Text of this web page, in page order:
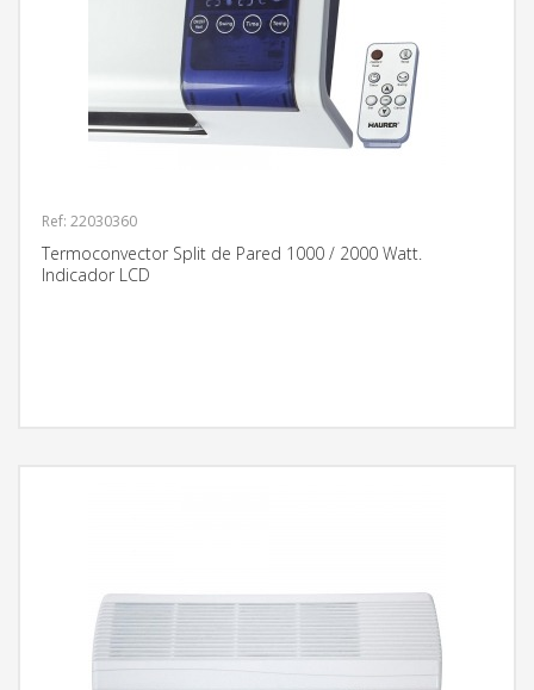
Ref: 22030360
Termoconvector Split de Pared 1000 / 2000 Watt.
Indicador LCD